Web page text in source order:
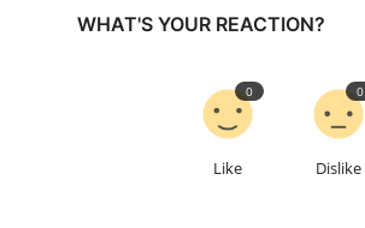
WHAT'S YOUR REACTION?
Like
0
Dislike
0